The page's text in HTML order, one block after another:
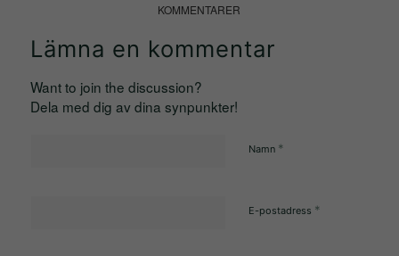
KOMMENTARER
Lämna en kommentar
Want to join the discussion?
Dela med dig av dina synpunkter!
Namn *
E-postadress *